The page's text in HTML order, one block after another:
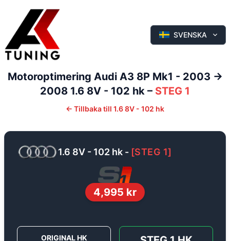
SVENSKA
Motoroptimering Audi A3 8P Mk1 - 2003 ->
2008 1.6 8V - 102 hk – STEG 1
← Tillbaka till 1.6 8V - 102 hk
1.6 8V - 102 hk - [STEG 1]
4,995 kr
ORIGINAL HK